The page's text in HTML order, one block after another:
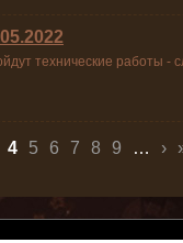
технические работы -
4 5 6 7 8 9 … ›